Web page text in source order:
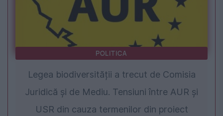
POLITICA
Legea biodiversității a trecut de Comisia
Juridică și de Mediu. Tensiuni între AUR și
USR din cauza termenilor din proiect